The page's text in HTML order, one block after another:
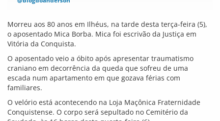
Morreu por volta das 5:30 horas desta quarta-feira (6) o Irmão
velado no Vocacionário. Às 15:30h acontece uma Celebração
Eucarística e o sepultamento será às 17 horas no Cemitério
do Kadija.
Religioso, da Congregação Vocacionista, o Irmão Mamedi fez
noviciado em 1977 e desde então serviu à Paróquia Nossa
Senhora Aparecida. Nestes mais de 30 anos de serviços à
Igreja, ele demonstrou sempre zelo no trato das coisas de
perder o carinho e o espírito de amizade não só com os
membros da SDV, mas com a comunidade.